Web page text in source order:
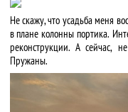
Не скажу, что усадьба меня
в плане колонны портика.
реконструкции. А сейчас,
Пружаны.